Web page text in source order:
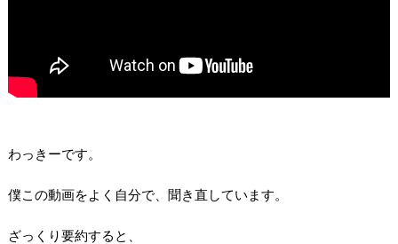
わっきーです。
僕この動画をよく自分で、聞き直しています。
ざっくり要約すると、